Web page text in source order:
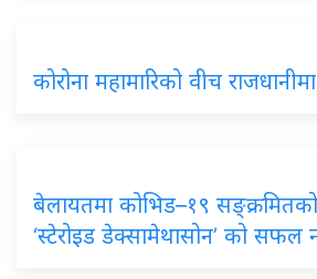
कोरोना महामारिको वीच
बेलायतमा कोभिड–१९
‘स्टेरोइड डेक्सामेथासोन’ को सफल